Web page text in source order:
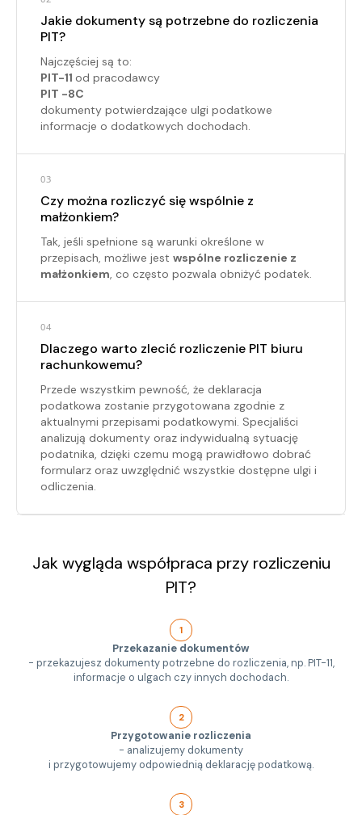
Jakie dokumenty są potrzebne do rozliczenia
PIT?
Najczęściej są to:
PIT-11 od pracodawcy
PIT -8C
dokumenty potwierdzające ulgi podatkowe
informacje o dodatkowych dochodach.
03
Czy można rozliczyć się wspólnie z
małżonkiem?
Tak, jeśli spełnione są warunki określone w
przepisach, możliwe jest wspólne rozliczenie z
małżonkiem, co często pozwala obniżyć podatek.
04
Dlaczego warto zlecić rozliczenie PIT biuru
rachunkowemu?
Przede wszystkim pewność, że deklaracja
podatkowa zostanie przygotowana zgodnie z
aktualnymi przepisami podatkowymi. Specjaliści
analizują dokumenty oraz indywidualną sytuację
podatnika, dzięki czemu mogą prawidłowo dobrać
formularz oraz uwzględnić wszystkie dostępne ulgi i
odliczenia.
Jak wygląda współpraca przy rozliczeniu
PIT?
1
Przekazanie dokumentów
- przekazujesz dokumenty potrzebne do rozliczenia, np. PIT-11,
informacje o ulgach czy innych dochodach.
2
Przygotowanie rozliczenia
- analizujemy dokumenty
i przygotowujemy odpowiednią deklarację podatkową.
3